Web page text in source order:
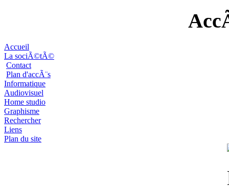
Accueil
La sociÃ©tÃ©
Contact
Plan d'accÃ¨s
Informatique
Audiovisuel
Home studio
Graphisme
Rechercher
Liens
Plan du site